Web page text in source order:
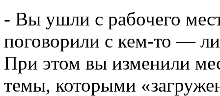
- Вы ушли с рабочего
поговорили с кем-то —
При этом вы изменили
темы, которыми